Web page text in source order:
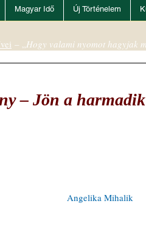
Magyar Idő Új Történelem
– Jön a
Angelika Mihalik
– „Hogy valami nyomot hagyjak